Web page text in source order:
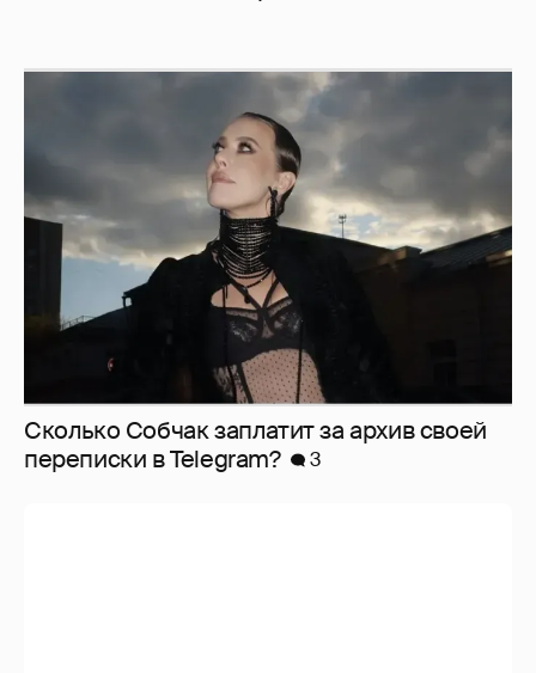
Сколько Собчак заплатит за архив своей
перeписки в Telegram?
3